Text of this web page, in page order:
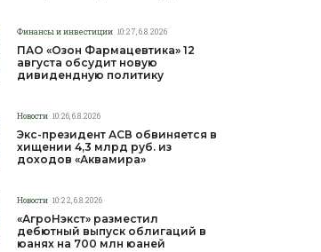
Финансы и инвестиции 10:27, 6.8.2026
ПАО «Озон Фармацевтика» 12
августа обсудит новую
дивидендную политику
Новости 10:26, 6.8.2026
Экс-президент АСВ обвиняется в
хищении 4,3 млрд руб. из
доходов «Аквамира»
Новости 10:22, 6.8.2026
«АгроНэкст» разместил
дебютный выпуск облигаций в
юанях на 700 млн юаней